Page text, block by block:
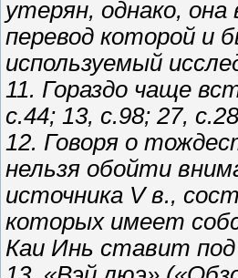
утерян, однако,
перевод которой и
используемый
11. Гораздо чаще
с.44; 13, с.98; 27,
12. Говоря о
нельзя обойти
источника V в.,
которых имеет
Каи Инь ставит